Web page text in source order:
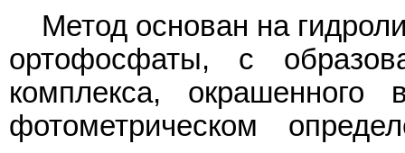
Метод основан на
ортофосфаты, с
комплекса,
фотометрическом